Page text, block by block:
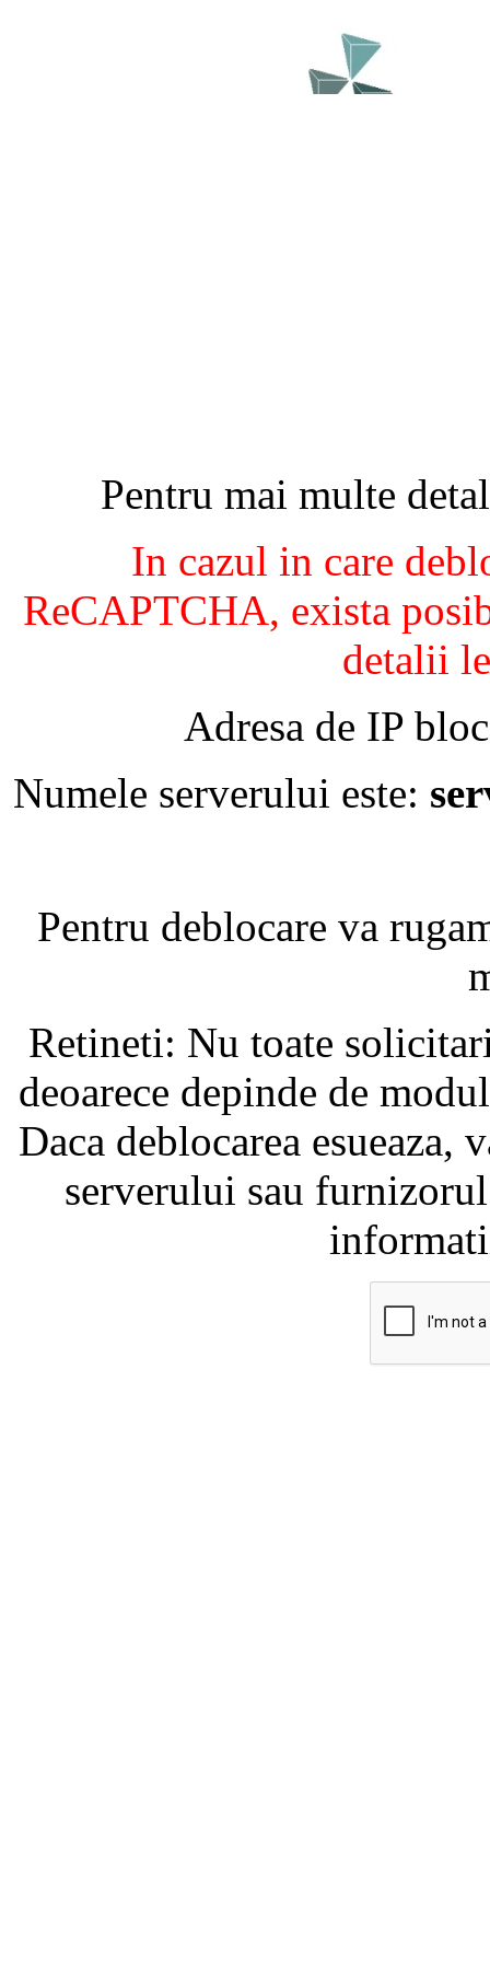
Pentru mai multe
In cazul in care
ReCAPTCHA, exista
detalii
Adresa de IP
Numele serverului este:
Pentru deblocare va
Retineti: Nu toate
deoarece depinde de
Daca deblocarea
serverului sau